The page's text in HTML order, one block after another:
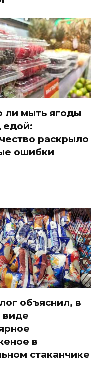
ли мыть ягоды
едой:
раскрыло
ошибки
объяснил, в
виде
в
стаканчике